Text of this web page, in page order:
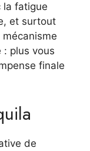
la fatigue
et surtout
: plus vous
finale
de